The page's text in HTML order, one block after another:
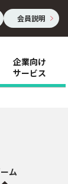
会員説明
企業向け
サービス
ム